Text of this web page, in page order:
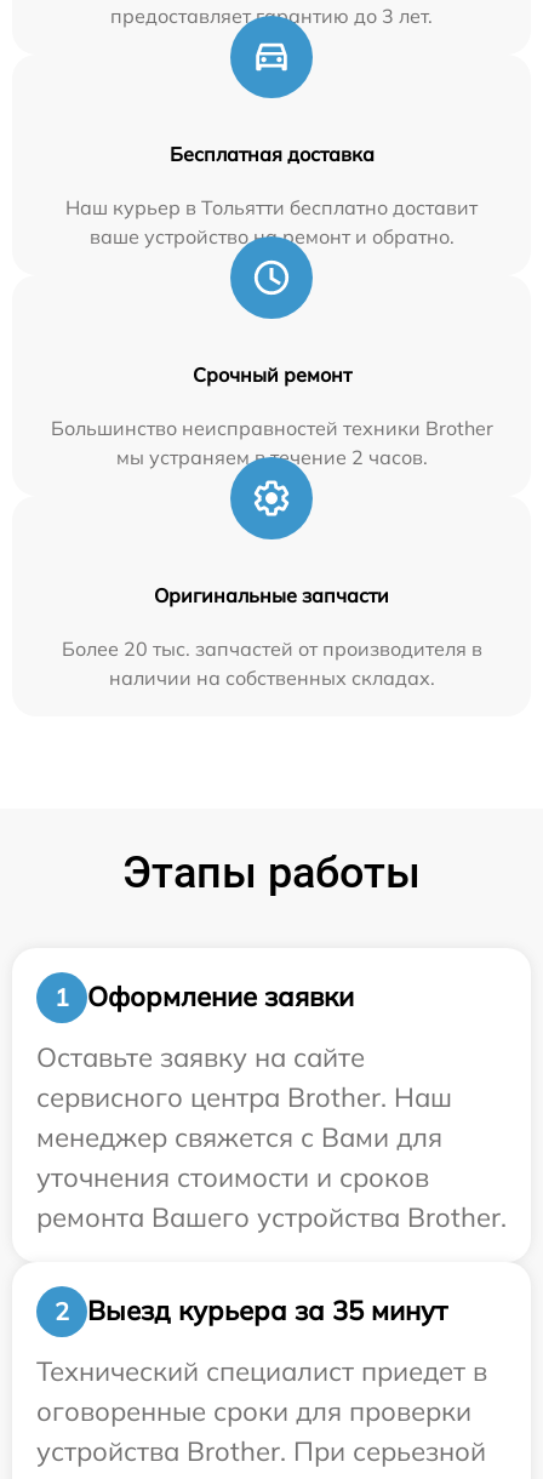
предоставляет гарантию до 3 лет.
Бесплатная доставка
Наш курьер в Тольятти бесплатно доставит
ваше устройство на ремонт и обратно.
Срочный ремонт
Большинство неисправностей техники Brother
мы устраняем в течение 2 часов.
Оригинальные запчасти
Более 20 тыс. запчастей от производителя в
наличии на собственных складах.
Этапы работы
1
Оформление заявки
Оставьте заявку на сайте
сервисного центра Brother. Наш
менеджер свяжется с Вами для
уточнения стоимости и сроков
ремонта Вашего устройства Brother.
2
Выезд курьера за 35 минут
Технический специалист приедет в
оговоренные сроки для проверки
устройства Brother. При серьезной